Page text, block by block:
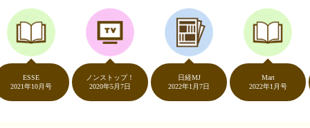
友達に勧められてモッピーをはじめました。空いた時間にスマホで買
い物をすることが多いのですが、モッピーを経由するだけでショップ
のポイントとモッピーのポイントが二重で貯まることを知り、ビック
リ…！いつものネットショッピングをモッピーを経由するだけでポイ
ントが貯まるなんて…もっと早く教えてほしかった～！貯まったポイ
ントはギフト券に交換して、プチ贅沢を楽しんでます♪
年10月号
ノンストップ！
2020年5月7日
日経MJ
2022年1月7日
2022年1月号